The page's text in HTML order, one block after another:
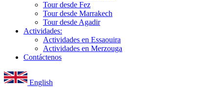
Tour desde Fez
Tour desde Marrakech
Tour desde Agadir
Actividades:
Actividades en Essaouira
Actividades en Merzouga
Contáctenos
English